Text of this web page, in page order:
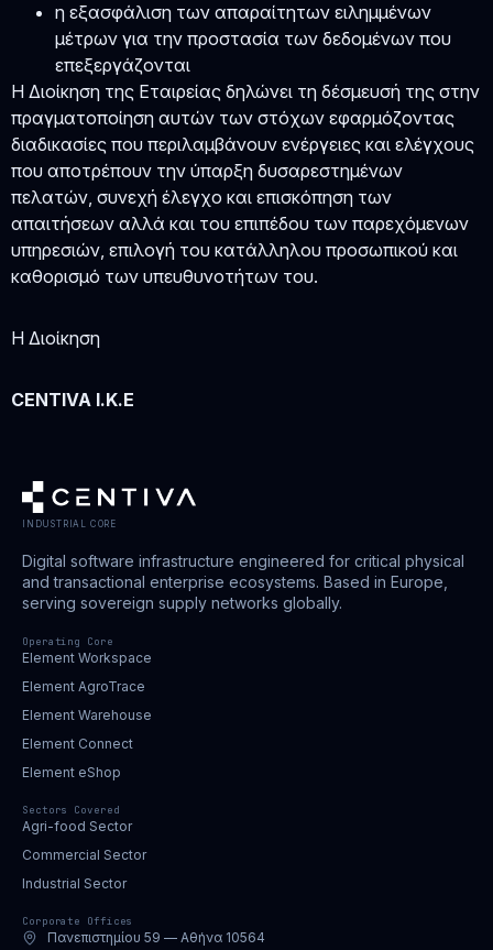
η εξασφάλιση των απαραίτητων ειλημμένων
μέτρων για την προστασία των δεδομένων που
επεξεργάζονται
Η Διοίκηση της Εταιρείας δηλώνει τη δέσμευσή της στην
πραγματοποίηση αυτών των στόχων εφαρμόζοντας
διαδικασίες που περιλαμβάνουν ενέργειες και ελέγχους
που αποτρέπουν την ύπαρξη δυσαρεστημένων
πελατών, συνεχή έλεγχο και επισκόπηση των
απαιτήσεων αλλά και του επιπέδου των παρεχόμενων
υπηρεσιών, επιλογή του κατάλληλου προσωπικού και
καθορισμό των υπευθυνοτήτων του.
Η Διοίκηση
CENTIVA I.K.E
INDUSTRIAL CORE
Digital software infrastructure engineered for critical physical
and transactional enterprise ecosystems. Based in Europe,
serving sovereign supply networks globally.
Operating Core
Element Workspace
Element AgroTrace
Element Warehouse
Element Connect
Element eShop
Sectors Covered
Agri-food Sector
Commercial Sector
Industrial Sector
Corporate Offices
Πανεπιστημίου 59 — Αθήνα 10564